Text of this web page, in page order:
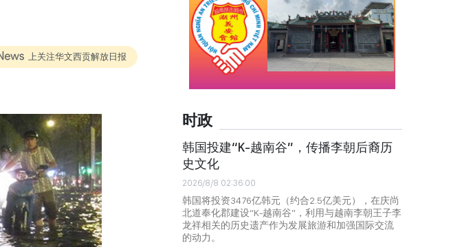
上关注华文西贡解放日报
时政
韩国投建“K-越南谷”，传播李朝后裔历
史文化
2026/8/8 02:36:00
韩国将投资3476亿韩元（约合2.5亿美元），在庆尚
北道奉化郡建设“K-越南谷”，利用与越南李朝王子李
龙祥相关的历史遗产作为发展旅游和加强国际交流
的动力。